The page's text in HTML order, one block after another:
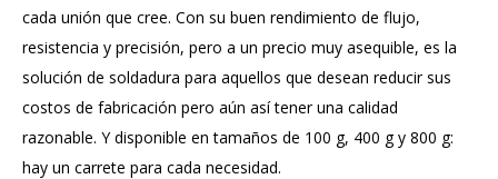
cada unión que cree. Con su buen rendimiento de flujo,
resistencia y precisión, pero a un precio muy asequible, es la
solución de soldadura para aquellos que desean reducir sus
costos de fabricación pero aún así tener una calidad
razonable. Y disponible en tamaños de 100 g, 400 g y 800 g:
hay un carrete para cada necesidad.